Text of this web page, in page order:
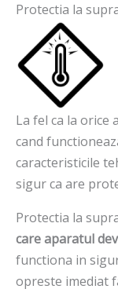
Protectia la
La fel ca la orice
cand
caracteristicile
sigur ca are
Protectia la
care aparatul
functiona in
opreste imediat